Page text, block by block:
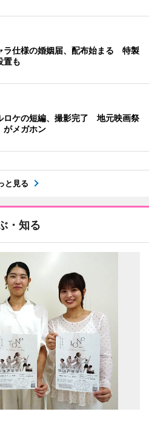
ラ仕様の婚姻届、配布始まる 特製
置も
ロケの短編、撮影完了 地元映画祭
がメガホン
と見る
・知る